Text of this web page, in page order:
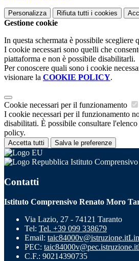
Personalizza Rifiuta tutti i cookies
Gestione cookie
In questa schermata è possibile scegliere
I cookie necessari sono quelli che
piattaforma e non è possibile disabilitarli.
Per conoscere quali sono i cookie
visionare la COOKIE POLICY.
Cookie necessari per il funzionamento
I cookie necessari per il funzionamento
disabilitati. È possibile consultare
policy.
Accetta tutti Salva le preferenze
Istituto
Contatti
Istituto Comprensivo Renato Moro
Via Lazio, 27 - 74121 Taranto
Tel: Tel. +39 099 338679
Email: taic84000v@istruzione.it
PEC: taic84000v@pec.istruzione.it
C.F.: 90214390735